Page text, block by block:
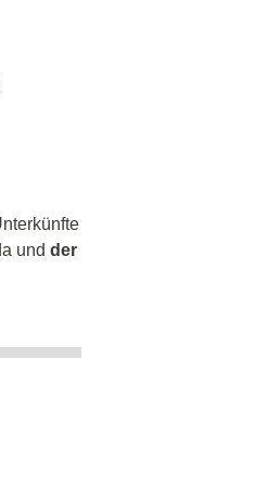
und der